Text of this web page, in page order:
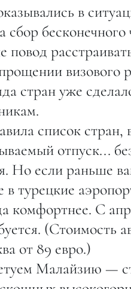
в
сбор
визового
стран уже
список стран,
отпуск...
Но если раньше
в турецкие
комфортнее. С
(Стоимость
от 89 евро.)
Малайзию —